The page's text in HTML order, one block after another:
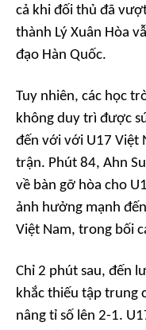
cả khi đối thủ đã
thành Lý Xuân Hòa
đạo Hàn Quốc.
Tuy nhiên, các học
không duy trì được
đến với với U17 Việt
trận. Phút 84, Ahn
về bàn gỡ hòa cho
ảnh hưởng mạnh
Việt Nam, trong bối
Chỉ 2 phút sau, đến
khắc thiếu tập trung
nâng tỉ số lên 2-1.